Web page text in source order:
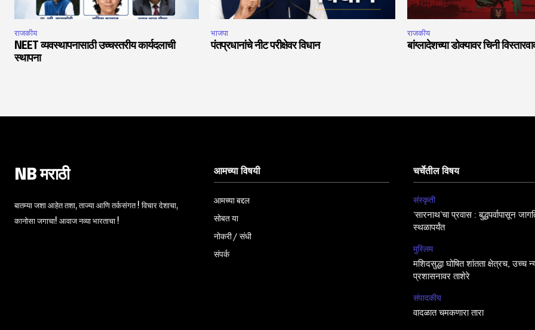
राजकीय
NEET व्यवस्थापनासाठी उच्चस्तरीय कार्यदलाची
स्थापना
भाजपा
पंतप्रधानांचे नीट परीक्षेवर विधान
राजकीय
बांग्लादेशच्या डोक्यावर चिनी
NB मराठी
बातम्या जशा आहेत तशा, ताज्या आणि तर्कसंगत ! विचार देशाचा,
कानोसा जगाचा! आवाज नव्या भारताचा !
आमच्या विषयी
आमच्या बद्दल
सोबत या
नोकरी / संधी
संपर्क
चर्चेतील विषय
संस्कृती
‘सारनाथ’चा प्रवास : बुद्धपर्वापासून
स्थळापर्यंत
मुस्लिम
मशिदसुद्धा घोषित शांतता क्षेत्रच, उच्च
प्रशासनावर ताशेरे
संपादकीय
वादळात चमकणारा तारा